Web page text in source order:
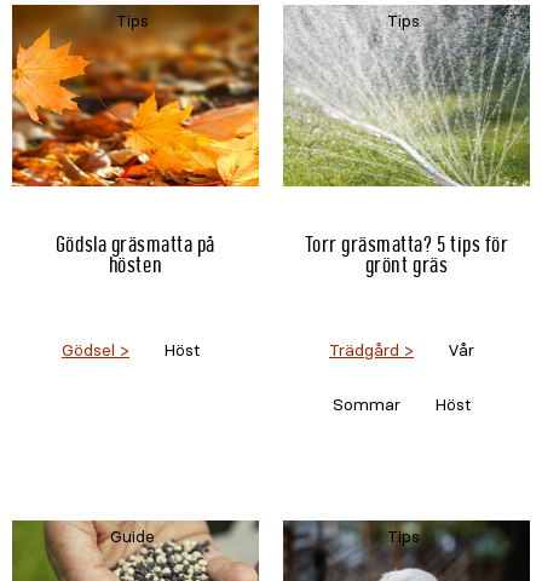
Gödsla gräsmatta på
hösten
Tips
Gödsel Höst
Torr gräsmatta? 5 tips för
grönt gräs
Tips
Trädgård Vår
Sommar Höst
Guide Tips